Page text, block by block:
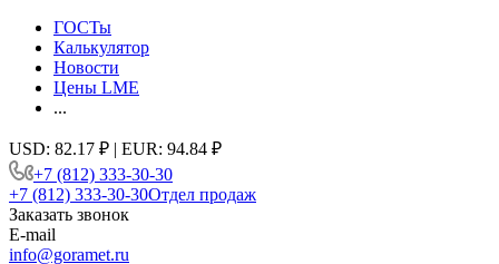
ГОСТы
Калькулятор
Новости
Цены LME
...
USD: 82.17 ₽ | EUR: 94.84 ₽
+7 (812) 333-30-30
+7 (812) 333-30-30Отдел продаж
Заказать звонок
E-mail
info@goramet.ru